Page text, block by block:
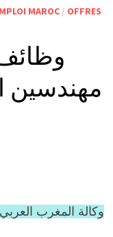
MAROC / OFFRES
وظائف
مهندسين